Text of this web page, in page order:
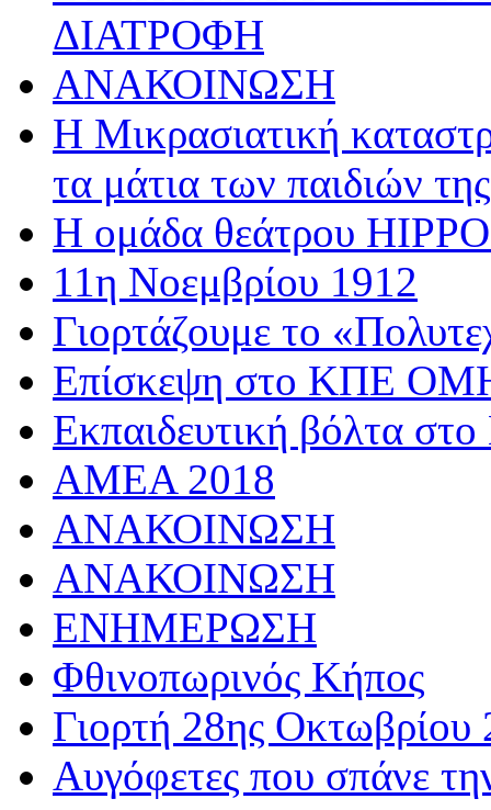
ΔΙΑΤΡΟΦΗ
ΑΝΑΚΟΙΝΩΣΗ
Η Μικρασιατική
τα μάτια των παιδιών
Η ομάδα θεάτρου
11η Νοεμβρίου 1912
Γιορτάζουμε το
Επίσκεψη στο ΚΠΕ
Εκπαιδευτική βόλτα
AMEA 2018
ΑΝΑΚΟΙΝΩΣΗ
ΑΝΑΚΟΙΝΩΣΗ
ΕΝΗΜΕΡΩΣΗ
Φθινοπωρινός Κήπος
Γιορτή 28ης Οκτωβρίου
Αυγόφετες που σπάνε